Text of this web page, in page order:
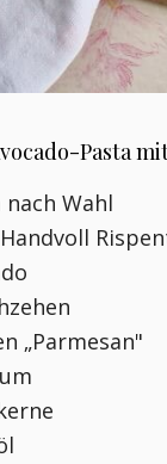
Pasta
nach Wahl
„Parmesan"